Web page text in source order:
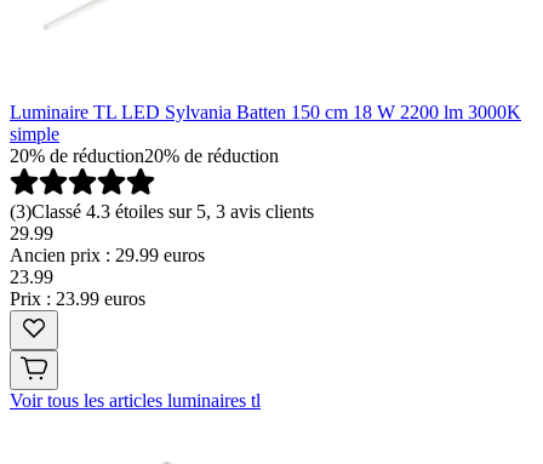
Luminaire TL LED Sylvania Batten 150 cm 18 W 2200 lm 3000K
simple
20% de réduction20% de réduction
(3)Classé 4.3 étoiles sur 5, 3 avis clients
29.99
Ancien prix : 29.99 euros
23.99
Prix : 23.99 euros
Voir tous les articles luminaires tl